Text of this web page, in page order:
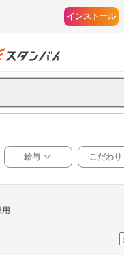
インストール
給与 こだわり